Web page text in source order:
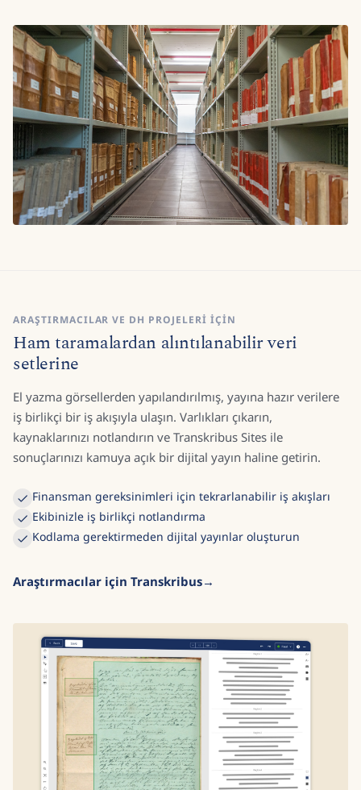
ARAŞTIRMACILAR VE DH PROJELERI IÇIN
Ham taramalardan alıntılanabilir veri
setlerine
El yazma görsellerden yapılandırılmış, yayına hazır verilere
iş birlikçi bir iş akışıyla ulaşın. Varlıkları çıkarın,
kaynaklarınızı notlandırın ve Transkribus Sites ile
sonuçlarınızı kamuya açık bir dijital yayın haline getirin.
Finansman gereksinimleri için tekrarlanabilir iş akışları
Ekibinizle iş birlikçi notlandırma
Kodlama gerektirmeden dijital yayınlar oluşturun
Araştırmacılar için Transkribus